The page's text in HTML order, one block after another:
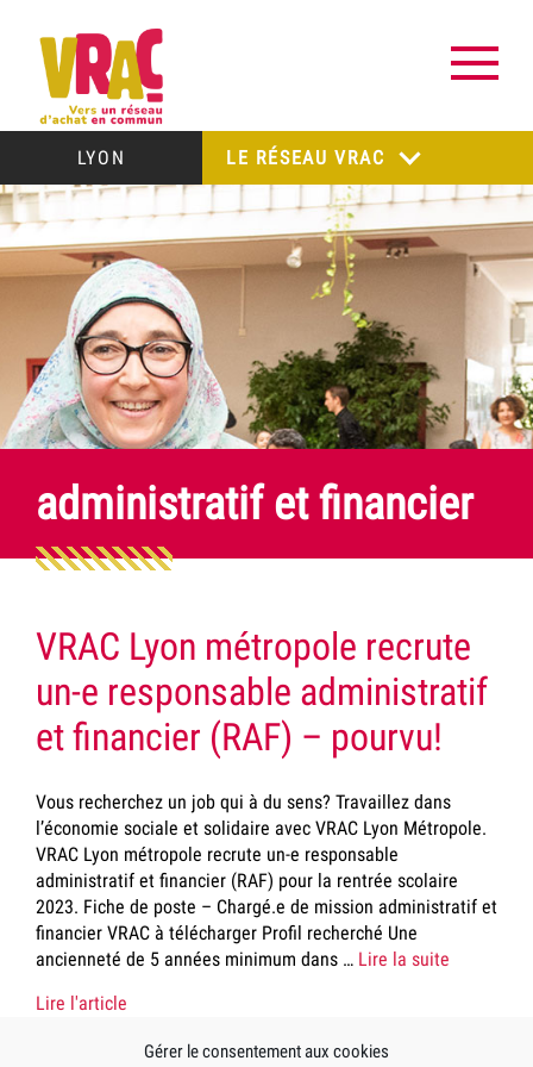
Gérer le consentement aux cookies
LYON LE RÉSEAU VRAC
administratif et financier
VRAC Lyon métropole recrute
un-e responsable administratif
et financier (RAF) – pourvu!
Vous recherchez un job qui à du sens? Travaillez dans
l’économie sociale et solidaire avec VRAC Lyon Métropole.
VRAC Lyon métropole recrute un-e responsable
administratif et financier (RAF) pour la rentrée scolaire
2023. Fiche de poste – Chargé.e de mission administratif et
financier VRAC à télécharger Profil recherché Une
ancienneté de 5 années minimum dans … Lire la suite
Lire l'article